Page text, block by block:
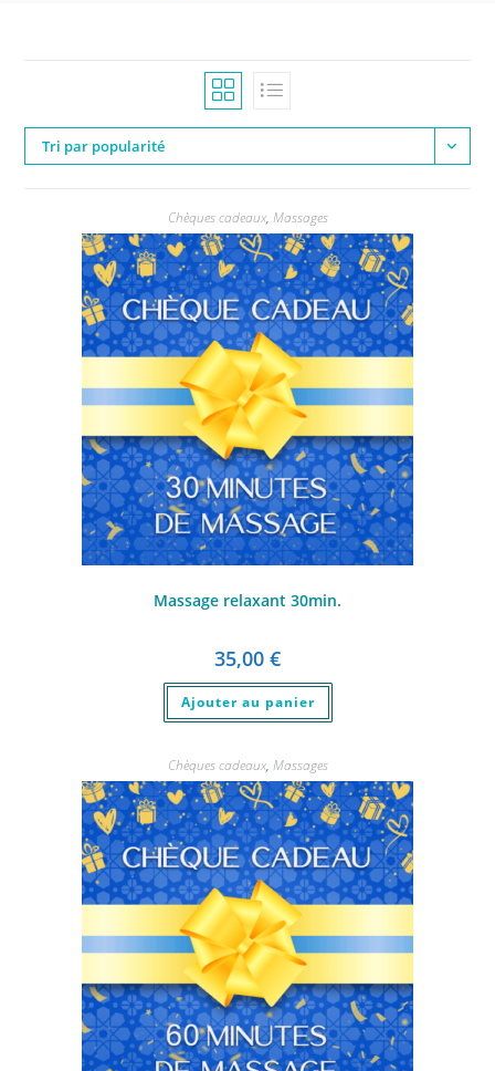
Tri par popularité
Chèques cadeaux, Massages
Massage relaxant 30min.
35,00 €
Ajouter au panier
Chèques cadeaux, Massages